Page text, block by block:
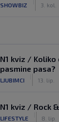
SHOWBIZ 3. kol.
N1 kviz /
pasmine pasa?
LJUBIMCI 13. lip.
N1 kviz / Rock
LIFESTYLE 8. lip.